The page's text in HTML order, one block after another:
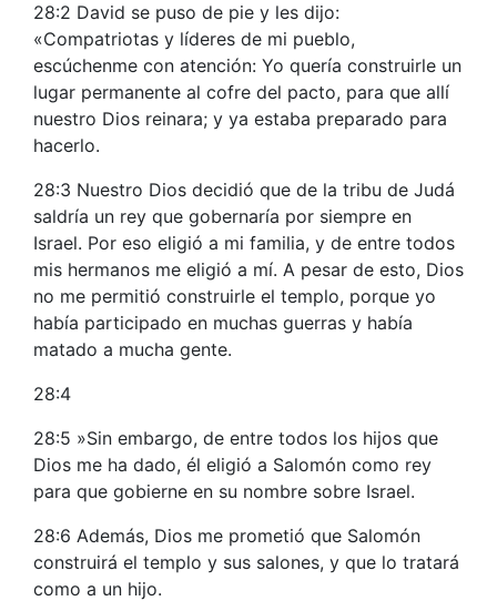
28:2 David se puso de pie y les dijo:
«Compatriotas y líderes de mi pueblo,
escúchenme con atención: Yo quería construirle un
lugar permanente al cofre del pacto, para que allí
nuestro Dios reinara; y ya estaba preparado para
hacerlo.
28:3 Nuestro Dios decidió que de la tribu de Judá
saldría un rey que gobernaría por siempre en
Israel. Por eso eligió a mi familia, y de entre todos
mis hermanos me eligió a mí. A pesar de esto, Dios
no me permitió construirle el templo, porque yo
había participado en muchas guerras y había
matado a mucha gente.
28:4
28:5 »Sin embargo, de entre todos los hijos que
Dios me ha dado, él eligió a Salomón como rey
para que gobierne en su nombre sobre Israel.
28:6 Además, Dios me prometió que Salomón
construirá el templo y sus salones, y que lo tratará
como a un hijo.